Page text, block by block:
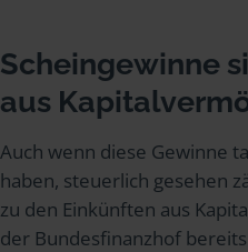
Scheingewinne
aus
Auch wenn diese Gewinne
haben, steuerlich gesehen
zu den Einkünften aus
der Bundesfinanzhof